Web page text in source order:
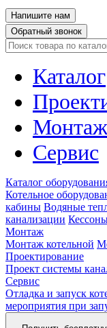
Напишите нам
Обратный звонок
Каталог
Монтаж
Сервис
Каталог
Котельное
кабины Водяные
канализации
Монтаж
Монтаж котельной
Проектирование
Проект системы
Сервис
Отладка и запуск
мероприятия при